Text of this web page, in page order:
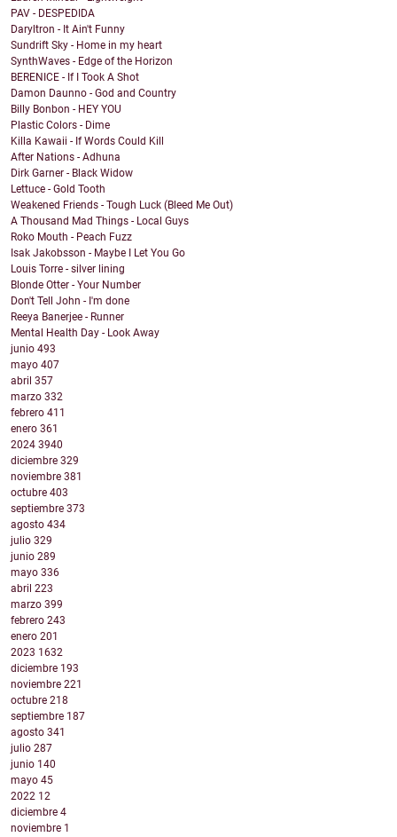
PAV - DESPEDIDA
Daryltron - It Ain't Funny
Sundrift Sky - Home in my heart
SynthWaves - Edge of the Horizon
BERENICE - If I Took A Shot
Damon Daunno - God and Country
Billy Bonbon - HEY YOU
Plastic Colors - Dime
Killa Kawaii - If Words Could Kill
After Nations - Adhuna
Dirk Garner - Black Widow
Lettuce - Gold Tooth
Weakened Friends - Tough Luck (Bleed Me Out)
A Thousand Mad Things - Local Guys
Roko Mouth - Peach Fuzz
Isak Jakobsson - Maybe I Let You Go
Louis Torre - silver lining
Blonde Otter - Your Number
Don't Tell John - I'm done
Reeya Banerjee - Runner
Mental Health Day - Look Away
junio 493
mayo 407
abril 357
marzo 332
febrero 411
enero 361
2024 3940
diciembre 329
noviembre 381
octubre 403
septiembre 373
agosto 434
julio 329
junio 289
mayo 336
abril 223
marzo 399
febrero 243
enero 201
2023 1632
diciembre 193
noviembre 221
octubre 218
septiembre 187
agosto 341
julio 287
junio 140
mayo 45
2022 12
diciembre 4
noviembre 1